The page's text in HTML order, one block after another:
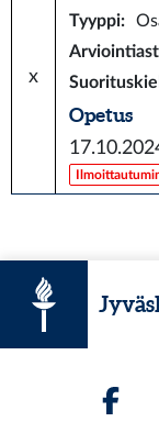
x
Tyyppi:
Opetus